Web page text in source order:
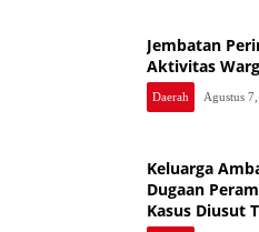
Jembatan
Aktivitas
Daerah Agustus
Keluarga
Dugaan
Kasus Diusut